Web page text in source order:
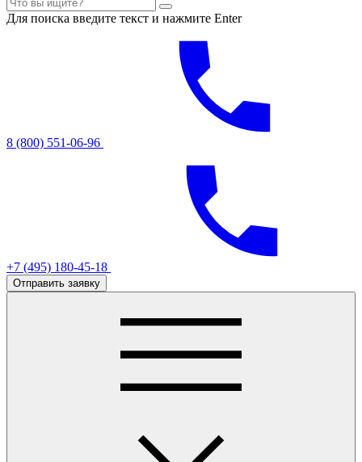
Для поиска введите текст и нажмите Enter
8 (800) 551-06-96
+7 (495) 180-45-18
Отправить заявку